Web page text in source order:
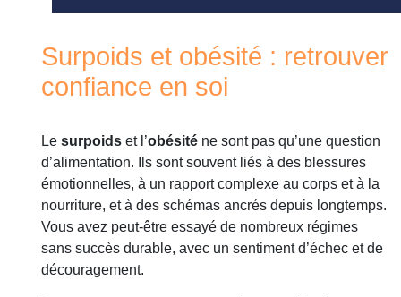
Surpoids et obésité : retrouver
confiance en soi
Le surpoids et l’obésité ne sont pas qu’une question
d’alimentation. Ils sont souvent liés à des blessures
émotionnelles, à un rapport complexe au corps et à la
nourriture, et à des schémas ancrés depuis longtemps.
Vous avez peut-être essayé de nombreux régimes
sans succès durable, avec un sentiment d’échec et de
découragement.